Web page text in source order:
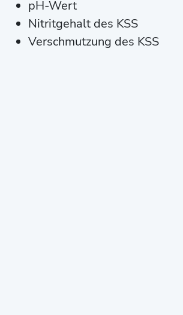
pH-Wert
Nitritgehalt des KSS
Verschmutzung des KSS